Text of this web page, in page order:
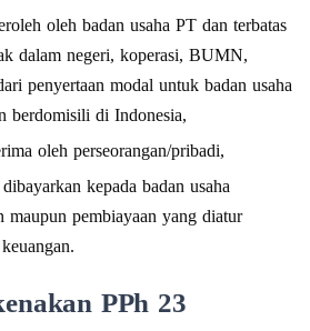
oleh badan usaha PT dan terbatas
dalam negeri, koperasi, BUMN,
penyertaan modal untuk badan usaha
berdomisili di Indonesia,
oleh perseorangan/pribadi,
kepada badan usaha
maupun pembiayaan yang diatur
PPh 23